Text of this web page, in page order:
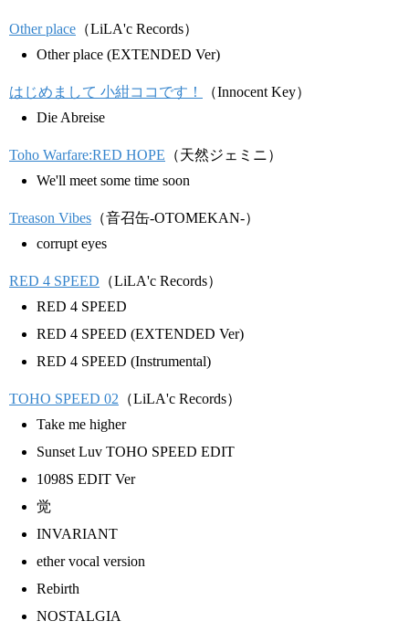
Other place （LiLA'c Records）
Other place (EXTENDED Ver)
はじめまして 小紺ココです！
（Innocent Key）
Die Abreise
Toho Warfare:RED HOPE （天然ジェミニ）
We'll meet some time soon
Treason Vibes （音召缶-OTOMEKAN-）
corrupt eyes
RED 4 SPEED （LiLA'c Records）
RED 4 SPEED
RED 4 SPEED (EXTENDED Ver)
RED 4 SPEED (Instrumental)
TOHO SPEED 02 （LiLA'c Records）
Take me higher
Sunset Luv TOHO SPEED EDIT
1098S EDIT Ver
觉
INVARIANT
ether vocal version
Rebirth
NOSTALGIA